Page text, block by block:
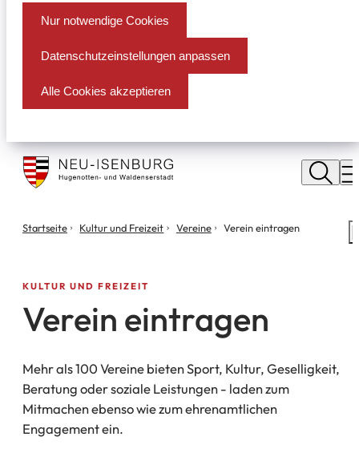
Nur notwendige Cookies
Datenschutzeinstellungen anpassen
Alle Cookies akzeptieren
Stadt
Neu
Isenburg
SieStartseite Kultur und Freizeit Vereine Verein eintragen
KULTUR UND FREIZEIT
Verein eintragen
Mehr als 100 Vereine bieten Sport, Kultur, Geselligkeit,
Beratung oder soziale Leistungen - laden zum
Mitmachen ebenso wie zum ehrenamtlichen
Engagement ein.